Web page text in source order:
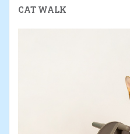
CAT WALK